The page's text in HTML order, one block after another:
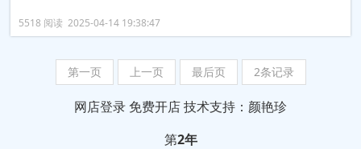
5518 阅读 2025-04-14 19:38:47
第一页 上一页 最后页 2条记录
网店登录 免费开店技术支持：颜艳珍
第2年